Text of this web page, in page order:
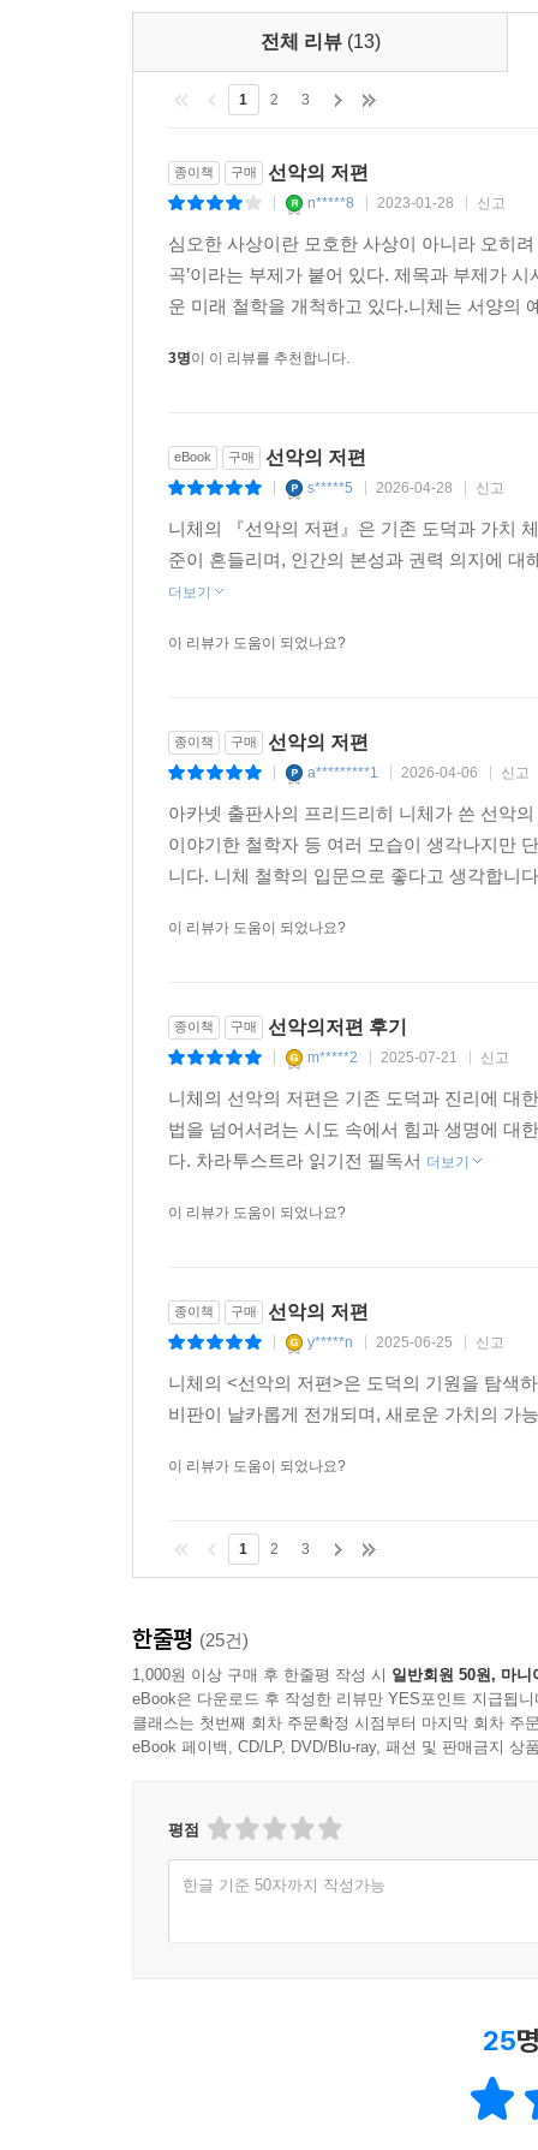
전체 리뷰 (13)
1 2 3
종이책 구매 선악의 저편
n*****8 2023-01-28 신고
심오한 사상이란 모호한 사상이 아니라 오히
곡’이라는 부제가 붙어 있다. 제목과 부제가
운 미래 철학을 개척하고 있다.니체는 서양의
3명이 이 리뷰를 추천합니다.
eBook 구매 선악의 저편
s*****5 2026-04-28 신고
니체의 『선악의 저편』은 기존 도덕과 가치
준이 흔들리며, 인간의 본성과 권력 의지에
더보기
이 리뷰가 도움이 되었나요?
종이책 구매 선악의 저편
a*********1 2026-04-06 신고
아카넷 출판사의 프리드리히 니체가 쓴 선악
이야기한 철학자 등 여러 모습이 생각나지만
니다. 니체 철학의 입문으로 좋다고 생각합니
이 리뷰가 도움이 되었나요?
종이책 구매 선악의저편 후기
m*****2 2025-07-21 신고
니체의 선악의 저편은 기존 도덕과 진리에 대
법을 넘어서려는 시도 속에서 힘과 생명에 대
다. 차라투스트라 읽기전 필독서 더보기
이 리뷰가 도움이 되었나요?
종이책 구매 선악의 저편
y*****n 2025-06-25 신고
니체의 <선악의 저편>은 도덕의 기원을 탐색
비판이 날카롭게 전개되며, 새로운 가치의 가
이 리뷰가 도움이 되었나요?
1 2 3
한줄평 (25건)
1,000원 이상 구매 후 한줄평 작성 시 일반회원 50원, 마니
eBook은 다운로드 후 작성한 리뷰만 YES포인트 지급됩니
클래스는 첫번째 회차 주문확정 시점부터 마지막 회차 주
eBook 페이백, CD/LP, DVD/Blu-ray, 패션 및 판매금지 상
평점
한글 기준 50자까지 작성가능
25